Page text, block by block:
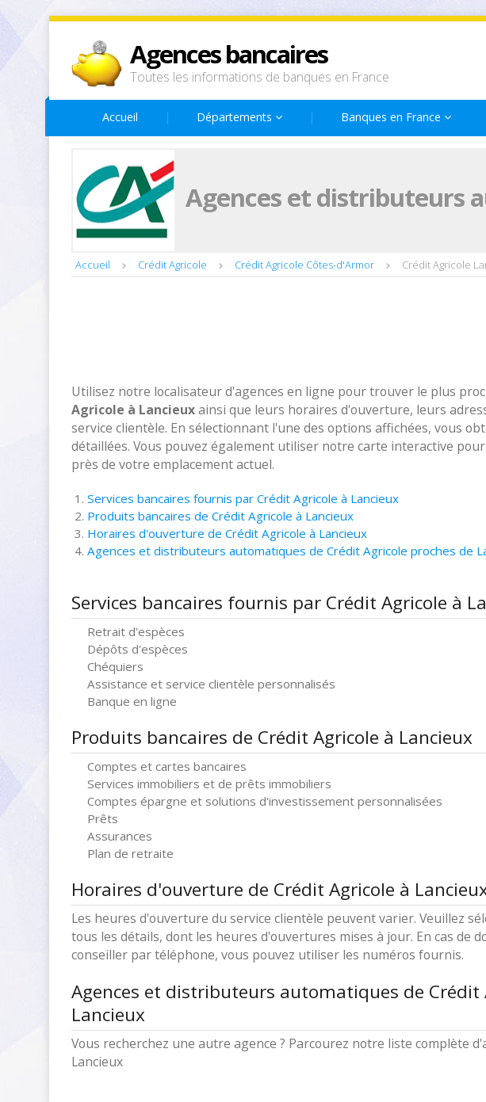
Agences bancaires
Toutes les informations de banques en France
Accueil Départements Banques en France
Agences et distributeurs
Accueil Crédit Agricole Crédit Agricole Côtes-d'Armor Crédit Agricole
Utilisez notre localisateur d'agences en ligne pour trouver le plus
Agricole à Lancieuxainsi que leurs horaires d'ouverture, leurs
service clientèle. En sélectionnant l'une des options affichées, vous
détaillées. Vous pouvez également utiliser notre carte interactive
près de votre emplacement actuel.
Services bancaires fournis par Crédit Agricole à Lancieux
Produits bancaires de Crédit Agricole à Lancieux
Horaires d'ouverture de Crédit Agricole à Lancieux
Agences et distributeurs automatiques de Crédit Agricole proches de
Services bancaires fournis par Crédit Agricole à
Retrait d'espèces
Dépôts d'espèces
Chéquiers
Assistance et service clientèle personnalisés
Banque en ligne
Produits bancaires de Crédit Agricole à Lancieux
Comptes et cartes bancaires
Services immobiliers et de prêts immobiliers
Comptes épargne et solutions d'investissement personnalisées
Prêts
Assurances
Plan de retraite
Horaires d'ouverture de Crédit Agricole à
Les heures d'ouverture du service clientèle peuvent varier. Veuillez
tous les détails, dont les heures d'ouvertures mises à jour. En cas de
conseiller par téléphone, vous pouvez utiliser les numéros fournis.
Agences et distributeurs automatiques de Crédit
Lancieux
Vous recherchez une autre agence ? Parcourez notre liste complète
Lancieux